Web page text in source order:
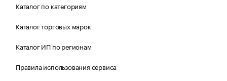
Каталог по категориям
Каталог торговых марок
Каталог ИП по регионам
Правила использования сервиса